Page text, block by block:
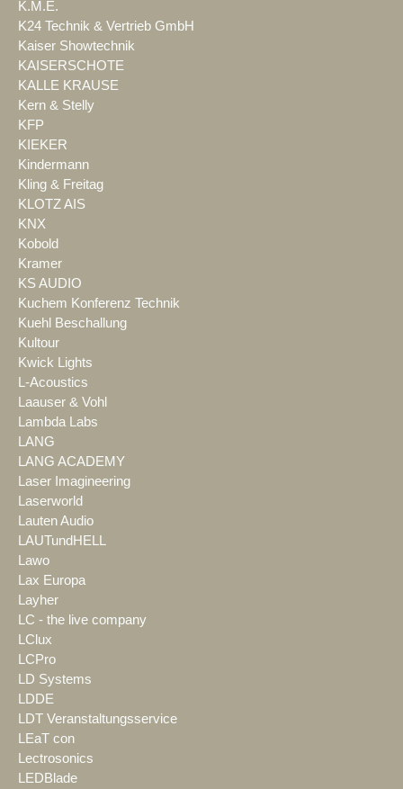
K.M.E.
K24 Technik & Vertrieb GmbH
Kaiser Showtechnik
KAISERSCHOTE
KALLE KRAUSE
Kern & Stelly
KFP
KIEKER
Kindermann
Kling & Freitag
KLOTZ AIS
KNX
Kobold
Kramer
KS AUDIO
Kuchem Konferenz Technik
Kuehl Beschallung
Kultour
Kwick Lights
L-Acoustics
Laauser & Vohl
Lambda Labs
LANG
LANG ACADEMY
Laser Imagineering
Laserworld
Lauten Audio
LAUTundHELL
Lawo
Lax Europa
Layher
LC - the live company
LClux
LCPro
LD Systems
LDDE
LDT Veranstaltungsservice
LEaT con
Lectrosonics
LEDBlade